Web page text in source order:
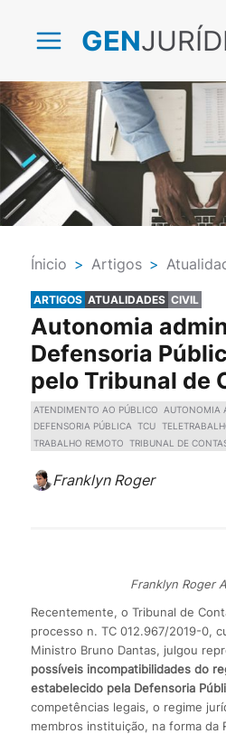
GEN
Ínicio > Artigos >
ARTIGOS ATUALIDADES CIVIL
Autonomia
Defensoria
pelo Tribunal de
ATENDIMENTO AO PÚBLICO AUTONOMIA
DEFENSORIA PÚBLICA TCU
TRABALHO REMOTO TRIBUNAL DE
Franklyn Roger
Franklyn Roger
Recentemente, o Tribunal de
processo n. TC 012.967/2019-0,
Ministro Bruno Dantas, julgou
possíveis incompatibilidades do
estabelecido pela Defensoria
competências legais, o regime
membros instituição, na forma da